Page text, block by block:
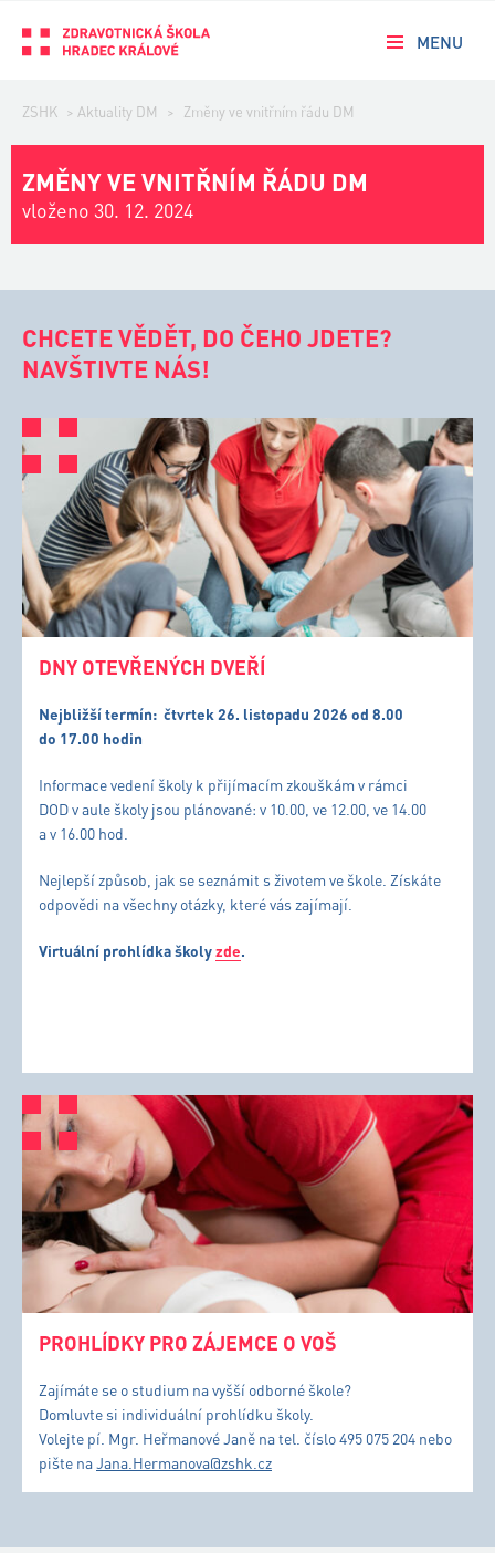
MENU
ZSHK > Aktuality DM > Změny ve vnitřním řádu DM
ZMĚNY VE VNITŘNÍM ŘÁDU DM
vloženo 30. 12. 2024
CHCETE VĚDĚT, DO ČEHO JDETE?
NAVŠTIVTE NÁS!
DNY OTEVŘENÝCH DVEŘÍ
Nejbližší termín: čtvrtek 26. listopadu 2026 od 8.00
do 17.00 hodin
Informace vedení školy k přijímacím zkouškám v rámci
DOD v aule školy jsou plánované: v 10.00, ve 12.00, ve 14.00
a v 16.00 hod.
Nejlepší způsob, jak se seznámit s životem ve škole. Získáte
odpovědi na všechny otázky, které vás zajímají.
Virtuální prohlídka školyzde.
PROHLÍDKY PRO ZÁJEMCE O VOŠ
Zajímáte se o studium na vyšší odborné škole?
Domluvte si individuální prohlídku školy.
Volejte pí. Mgr. Heřmanové Janě na tel. číslo 495 075 204 nebo
pište naJana.Hermanova@zshk.cz